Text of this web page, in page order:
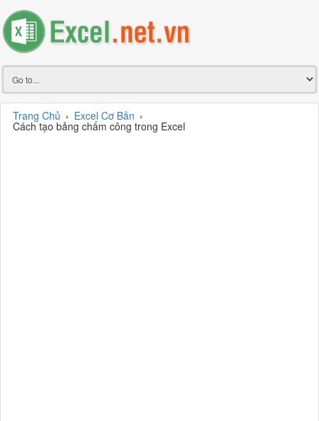
Trang Chủ › Excel Cơ Bản ›
Cách tạo bảng chấm công trong Excel